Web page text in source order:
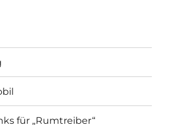
für „Rumtreiber“